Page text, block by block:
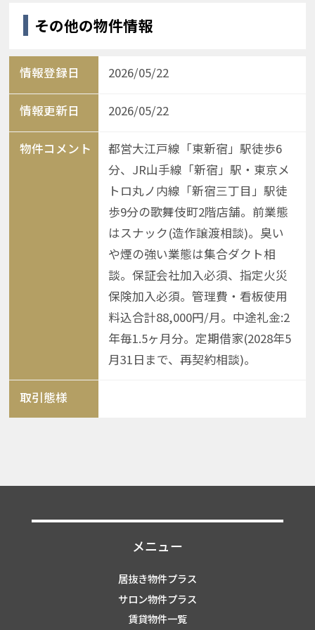
その他の物件情報
情報登録日 2026/05/22
情報更新日 2026/05/22
物件コメント
都営大江戸線「東新宿」駅徒歩6
分、JR山手線「新宿」駅・東京メ
トロ丸ノ内線「新宿三丁目」駅徒
歩9分の歌舞伎町2階店舗。前業態
はスナック(造作譲渡相談)。臭い
や煙の強い業態は集合ダクト相
談。保証会社加入必須、指定火災
保険加入必須。管理費・看板使用
料込合計88,000円/月。中途礼金:2
年毎1.5ヶ月分。定期借家(2028年5
月31日まで、再契約相談)。
取引態様
メニュー
居抜き物件プラス
サロン物件プラス
賃貸物件一覧